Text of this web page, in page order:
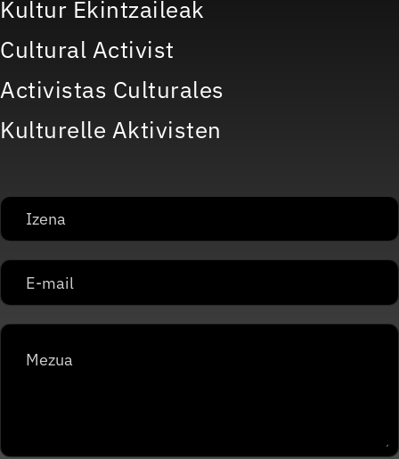
Kultur Ekintzaileak
Cultural Activist
Activistas Culturales
Kulturelle Aktivisten